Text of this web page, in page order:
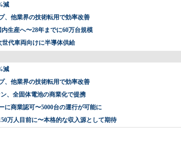
減
、他業界の技術転用で効率改善
生産へ〜28年までに60万台規模
代車両向けに半導体供給
減
、他業界の技術転用で効率改善
、全固体電池の商業化で提携
に商業認可〜5000台の運行が可能に
万人目前に〜本格的な収入源として期待